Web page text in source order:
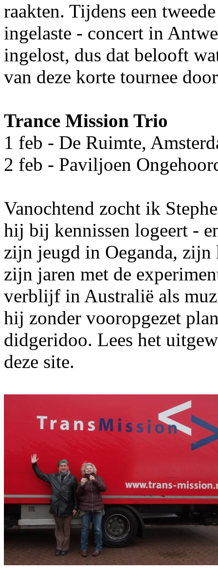
raakten. Tijdens een
ingelaste - concert in
ingelost, dus dat belooft
van deze korte tournee
Trance Mission Trio
1 feb - De Ruimte,
2 feb - Paviljoen
Vanochtend zocht ik
hij bij kennissen logeert -
zijn jeugd in Oeganda,
zijn jaren met de
verblijf in Australië als
hij zonder vooropgezet
didgeridoo. Lees het
deze site.